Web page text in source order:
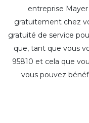
entreprise
gratuitement chez
gratuité de service
que, tant que vous
95810 et cela que
vous pouvez